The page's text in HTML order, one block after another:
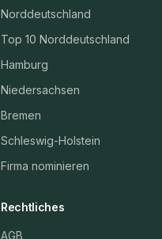
Norddeutschland
Top 10 Norddeutschland
Hamburg
Niedersachsen
Bremen
Schleswig-Holstein
Firma nominieren
Rechtliches
AGB